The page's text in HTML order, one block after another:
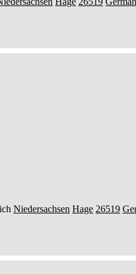
Niedersachsen Hage 26519